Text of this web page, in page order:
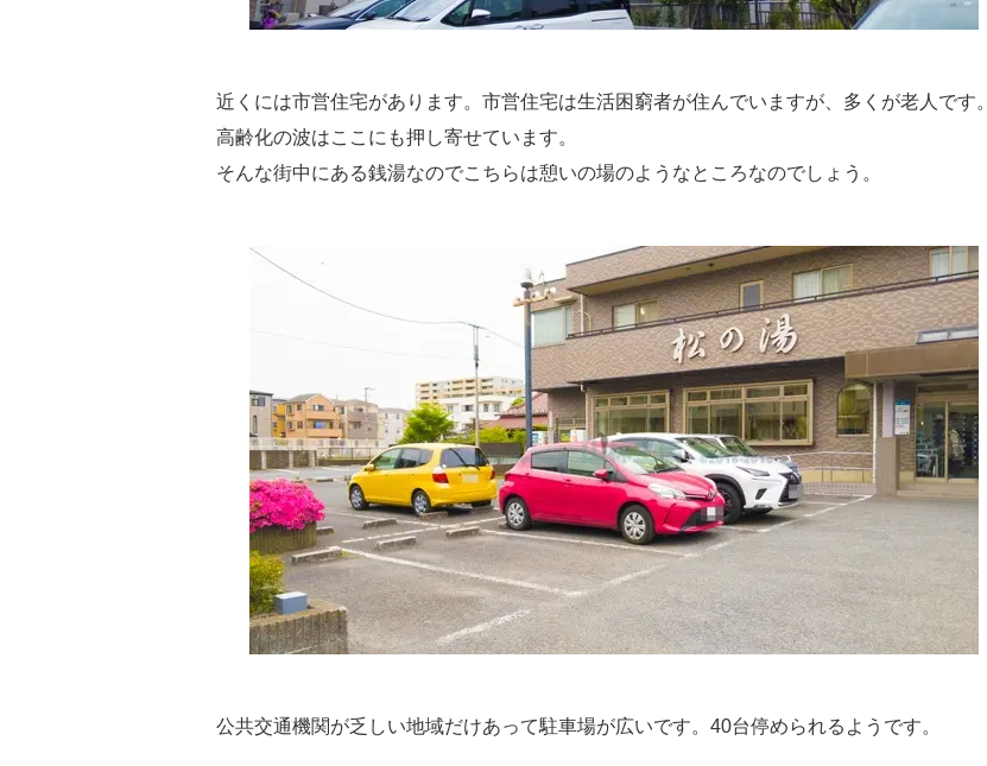
近くには市営住宅があります。市営住宅は生活困窮者が住んでいますが、多くが老人です。
高齢化の波はここにも押し寄せています。
そんな街中にある銭湯なのでこちらは憩いの場のようなところなのでしょう。
公共交通機関が乏しい地域だけあって駐車場が広いです。40台停められるようです。